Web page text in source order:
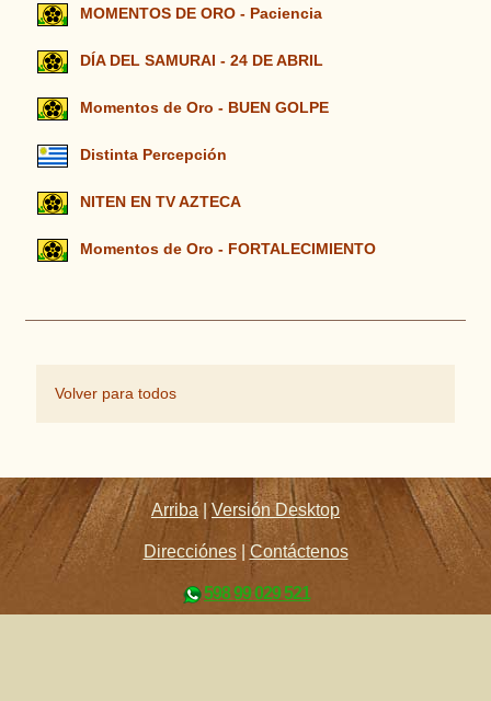
MOMENTOS DE ORO - Paciencia
DÍA DEL SAMURAI - 24 DE ABRIL
Momentos de Oro - BUEN GOLPE
Distinta Percepción
NITEN EN TV AZTECA
Momentos de Oro - FORTALECIMIENTO
Volver para todos
Arriba |Versión Desktop
Direcciónes| Contáctenos
598 99 029 521